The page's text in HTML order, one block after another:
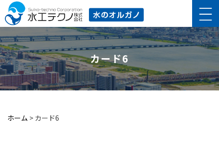
カード6
ホーム > カード6